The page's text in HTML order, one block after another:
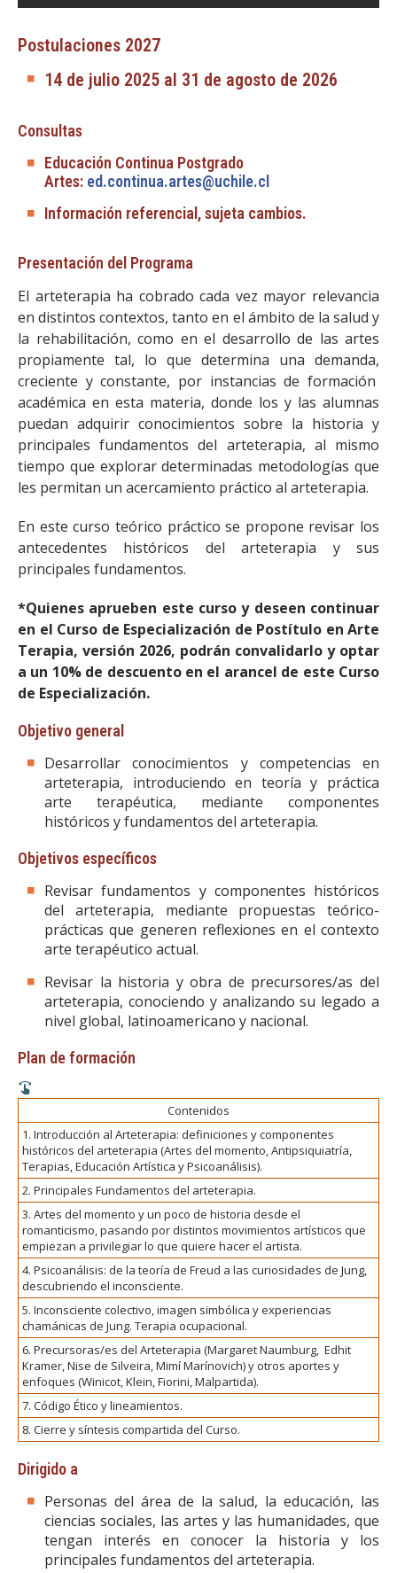
Postulaciones 2027
14 de julio 2025 al 31 de agosto de 2026
Consultas
Educación Continua Postgrado
Artes: ed.continua.artes@uchile.cl
Información referencial, sujeta cambios.
Presentación del Programa
El arteterapia ha cobrado cada vez mayor relevancia
en distintos contextos, tanto en el ámbito de la salud y
la rehabilitación, como en el desarrollo de las artes
propiamente tal, lo que determina una demanda,
creciente y constante, por instancias de formación
académica en esta materia, donde los y las alumnas
puedan adquirir conocimientos sobre la historia y
principales fundamentos del arteterapia, al mismo
tiempo que explorar determinadas metodologías que
les permitan un acercamiento práctico al arteterapia.
En este curso teórico práctico se propone revisar los
antecedentes históricos del arteterapia y sus
principales fundamentos.
*Quienes aprueben este curso y deseen continuar
en el Curso de Especialización de Postítulo en Arte
Terapia, versión 2026, podrán convalidarlo y optar
a un 10% de descuento en el arancel de este Curso
de Especialización.
Objetivo general
Desarrollar conocimientos y competencias en
arteterapia, introduciendo en teoría y práctica
arte terapéutica, mediante componentes
históricos y fundamentos del arteterapia.
Objetivos específicos
Revisar fundamentos y componentes históricos
del arteterapia, mediante propuestas teórico-
prácticas que generen reflexiones en el contexto
arte terapéutico actual.
Revisar la historia y obra de precursores/as del
arteterapia, conociendo y analizando su legado a
nivel global, latinoamericano y nacional.
Plan de formación
Contenidos
1. Introducción al Arteterapia: definiciones y componentes
históricos del arteterapia (Artes del momento, Antipsiquiatría,
Terapias, Educación Artística y Psicoanálisis).
2. Principales Fundamentos del arteterapia.
3. Artes del momento y un poco de historia desde el
romanticismo, pasando por distintos movimientos artísticos que
empiezan a privilegiar lo que quiere hacer el artista.
4. Psicoanálisis: de la teoría de Freud a las curiosidades de Jung,
descubriendo el inconsciente.
5. Inconsciente colectivo, imagen simbólica y experiencias
chamánicas de Jung. Terapia ocupacional.
6. Precursoras/es del Arteterapia (Margaret Naumburg, Edhit
Kramer, Nise de Silveira, Mimí Marínovich) y otros aportes y
enfoques (Winicot, Klein, Fiorini, Malpartida).
7. Código Ético y lineamientos.
8. Cierre y síntesis compartida del Curso.
Dirigido a
Personas del área de la salud, la educación, las
ciencias sociales, las artes y las humanidades, que
tengan interés en conocer la historia y los
principales fundamentos del arteterapia.